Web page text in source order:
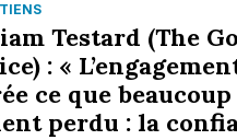
Testard (The
: «
ce que
perdu : la